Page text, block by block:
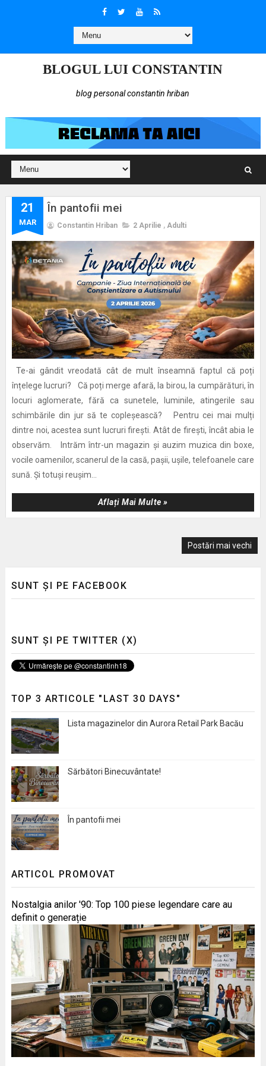
BLOGUL LUI CONSTANTIN
blog personal constantin hriban
21
MAR
În pantofii mei
Constantin Hriban 2 Aprilie , Adulti
Te-ai gândit vreodată cât de mult înseamnă faptul că poți
înțelege lucruri? Că poți merge afară, la birou, la cumpărături, în
locuri aglomerate, fără ca sunetele, luminile, atingerile sau
schimbările din jur să te copleșească? Pentru cei mai mulți
dintre noi, acestea sunt lucruri firești. Atât de firești, încât abia le
observăm. Intrăm într-un magazin și auzim muzica din boxe,
vocile oamenilor, scanerul de la casă, pașii, ușile, telefoanele care
sună. Și totuși reușim...
Aflați Mai Multe »
Postări mai vechi
SUNT ȘI PE FACEBOOK
SUNT ȘI PE TWITTER (X)
TOP 3 ARTICOLE "LAST 30 DAYS"
Lista magazinelor din Aurora Retail Park Bacău
Sărbători Binecuvântate!
În pantofii mei
ARTICOL PROMOVAT
Nostalgia anilor '90: Top 100 piese legendare care au
definit o generație